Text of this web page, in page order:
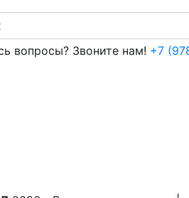
вопросы? Звоните нам! +7